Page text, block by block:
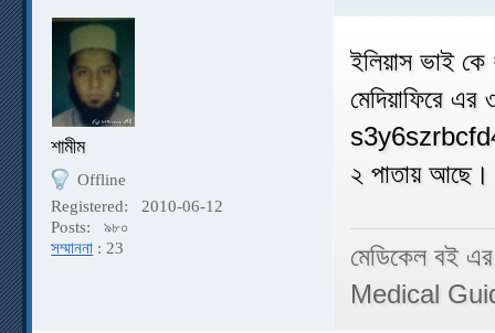
শামীম
Offline
Registered:
2010-06-12
Posts:
৯৮০
সম্মাননা : 23
ইলিয়াস ভাই
মেদিয়াফিরে
২ পাতায় আছে।
মেডিকেল বই
Medical